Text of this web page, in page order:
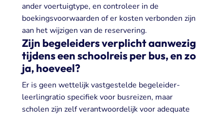
ander voertuigtype, en controleer in de
boekingsvoorwaarden of er kosten verbonden zijn
aan het wijzigen van de reservering.
Zijn begeleiders verplicht aanwezig
tijdens een schoolreis per bus, en zo
ja, hoeveel?
Er is geen wettelijk vastgestelde begeleider-
leerlingratio specifiek voor busreizen, maar
scholen zijn zelf verantwoordelijk voor adequate